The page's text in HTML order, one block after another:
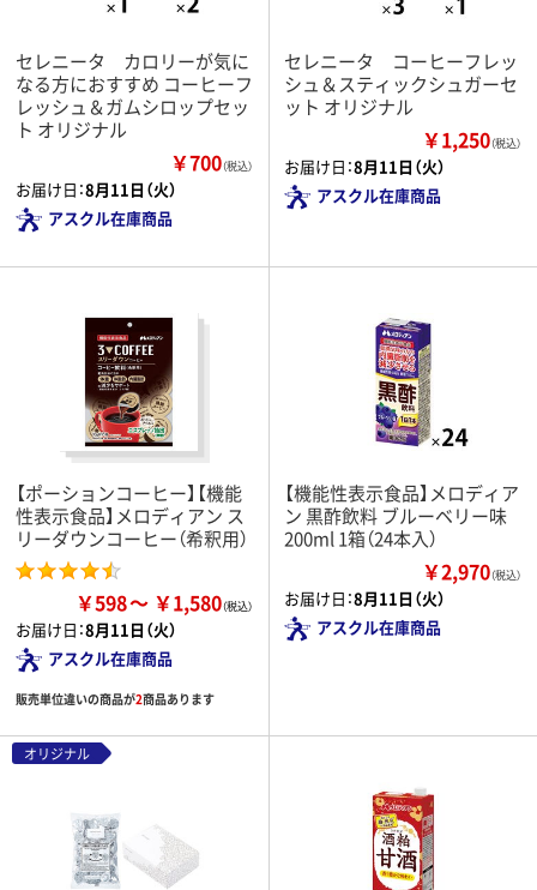
セレニータ カロリーが気に
なる方におすすめ コーヒーフ
レッシュ＆ガムシロップセッ
ト オリジナル
￥700（税込）
お届け日：8月11日（火）
アスクル在庫商品
セレニータ コーヒーフレッ
シュ＆スティックシュガーセ
ット オリジナル
￥1,250（税込）
お届け日：8月11日（火）
アスクル在庫商品
【ポーションコーヒー】【機能
性表示食品】メロディアン ス
リーダウンコーヒー（希釈用）
￥598 ￥1,580
お届け日：8月11日（火）
アスクル在庫商品
販売単位違いの商品が2商品あります
【機能性表示食品】メロディア
ン 黒酢飲料 ブルーベリー味
200ml 1箱（24本入）
￥2,970（税込）
お届け日：8月11日（火）
アスクル在庫商品
オリジナル